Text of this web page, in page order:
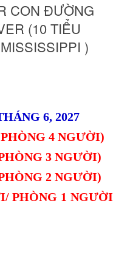
CON ĐƯỜNG
(10 TIỂU
)
6, 2027
4 NGƯỜI)
3 NGƯỜI)
2 NGƯỜI)
PHÒNG 1 NGƯỜI